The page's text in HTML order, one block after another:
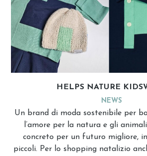
HELPS NATURE
NEWS
Un brand di moda sostenibile per
l’amore per la natura e gli
concreto per un futuro migliore,
piccoli. Per lo shopping natalizio